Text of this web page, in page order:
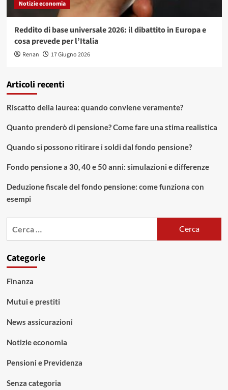
Notizie economia
Reddito di base universale 2026: il dibattito in Europa e
cosa prevede per l’Italia
Renan 17 Giugno 2026
Articoli recenti
Riscatto della laurea: quando conviene veramente?
Quanto prenderò di pensione? Come fare una stima realistica
Quando si possono ritirare i soldi dal fondo pensione?
Fondo pensione a 30, 40 e 50 anni: simulazioni e differenze
Deduzione fiscale del fondo pensione: come funziona con
esempi
Categorie
Finanza
Mutui e prestiti
News assicurazioni
Notizie economia
Pensioni e Previdenza
Senza categoria